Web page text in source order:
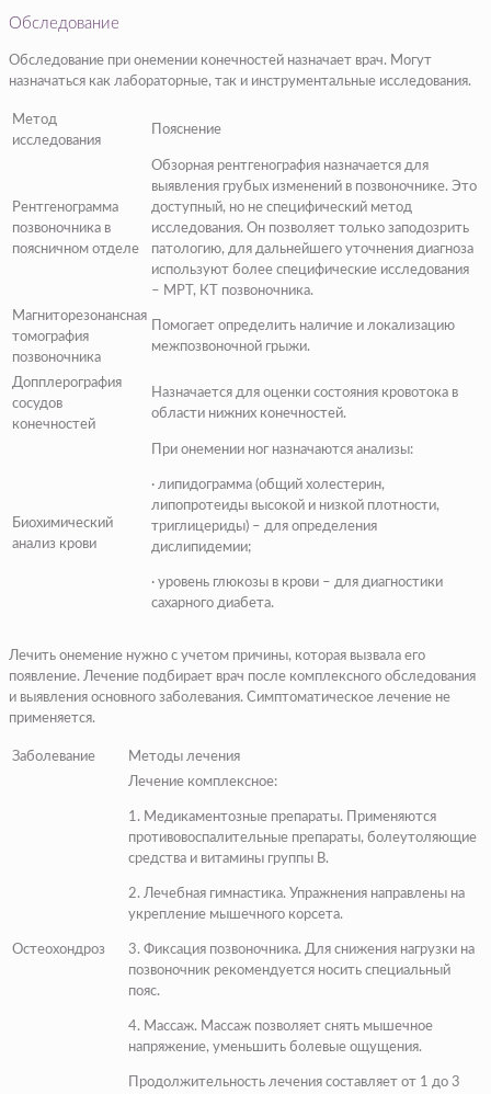
Обследование
Обследование при онемении конечностей назначает врач. Могут
назначаться как лабораторные, так и инструментальные исследования.
Метод
исследования
Пояснение
Рентгенограмма
позвоночника в
поясничном отделе
Обзорная рентгенография назначается для
выявления грубых изменений в позвоночнике. Это
доступный, но не специфический метод
исследования. Он позволяет только заподозрить
патологию, для дальнейшего уточнения диагноза
используют более специфические исследования
– МРТ, КТ позвоночника.
Магниторезонансная
томография
позвоночника
Помогает определить наличие и локализацию
межпозвоночной грыжи.
Допплерография
сосудов
конечностей
Назначается для оценки состояния кровотока в
области нижних конечностей.
Биохимический
анализ крови
При онемении ног назначаются анализы:
· липидограмма (общий холестерин,
липопротеиды высокой и низкой плотности,
триглицериды) – для определения
дислипидемии;
· уровень глюкозы в крови – для диагностики
сахарного диабета.
Лечить онемение нужно с учетом причины, которая вызвала его
появление. Лечение подбирает врач после комплексного обследования
и выявления основного заболевания. Симптоматическое лечение не
применяется.
Заболевание Методы лечения
Остеохондроз
Лечение комплексное:
1. Медикаментозные препараты. Применяются
противовоспалительные препараты, болеутоляющие
средства и витамины группы В.
2. Лечебная гимнастика. Упражнения направлены на
укрепление мышечного корсета.
3. Фиксация позвоночника. Для снижения нагрузки на
позвоночник рекомендуется носить специальный
пояс.
4. Массаж. Массаж позволяет снять мышечное
напряжение, уменьшить болевые ощущения.
Продолжительность лечения составляет от 1 до 3